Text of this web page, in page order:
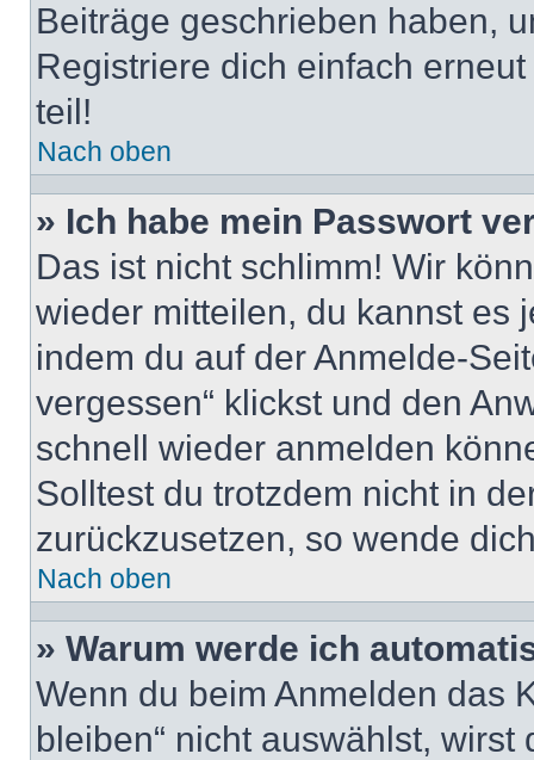
Beiträge geschrieben haben,
Registriere dich einfach
teil!
Nach oben
» Ich habe mein Passwort
Das ist nicht schlimm! Wir
wieder mitteilen, du kannst es
indem du auf der Anmelde-
vergessen“ klickst und den
schnell wieder anmelden
Solltest du trotzdem nicht in
zurückzusetzen, so wende
Nach oben
» Warum werde ich
Wenn du beim Anmelden das
bleiben“ nicht auswählst,